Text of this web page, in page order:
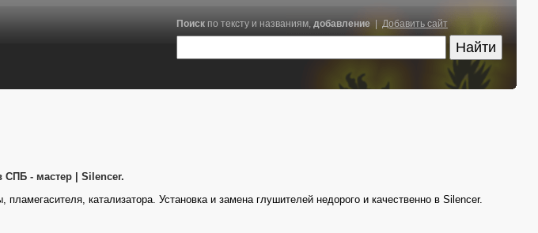
Поискпо тексту и названиям, добавление| Добавить сайт
СПБ - мастер | Silencer.
катализатора. Установка и замена глушителей недорого и качественно в Silencer.